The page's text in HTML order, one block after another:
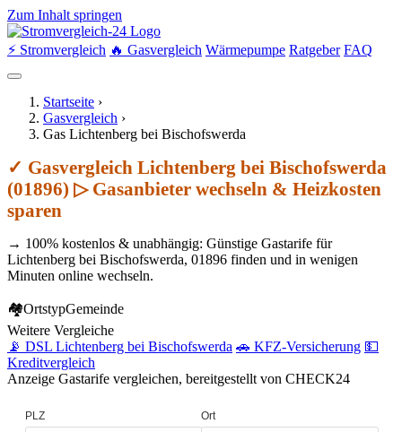
Zum Inhalt springen
⚡ Stromvergleich 🔥 Gasvergleich Wärmepumpe Ratgeber FAQ
Startseite ›
Gasvergleich ›
Gas Lichtenberg bei Bischofswerda
✓ Gasvergleich Lichtenberg bei Bischofswerda
(01896) ▷ Gasanbieter wechseln & Heizkosten
sparen
→ 100% kostenlos & unabhängig: Günstige Gastarife für
Lichtenberg bei Bischofswerda, 01896 finden und in wenigen
Minuten online wechseln.
🏘OrtstypGemeinde
Weitere Vergleiche
📡 DSL Lichtenberg bei Bischofswerda 🚗 KFZ-Versicherung 💵
Kreditvergleich
Anzeige Gastarife vergleichen, bereitgestellt von CHECK24